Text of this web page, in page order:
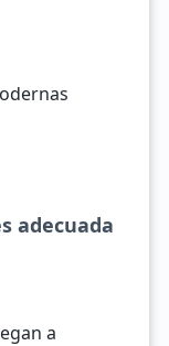
adecuada
a